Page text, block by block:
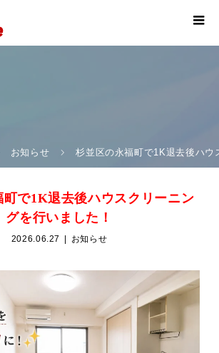
お知らせ 杉並区の永福町で1K退去後ハ
町で1K退去後ハウスクリーニン
グを行いました！
2026.06.27 お知らせ